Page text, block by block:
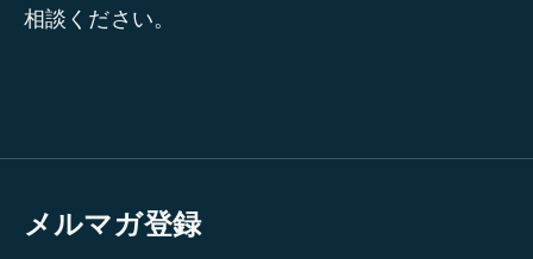
相談ください。
メルマガ登録